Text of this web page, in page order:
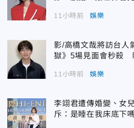
11小時前 娛樂
影/高橋文哉將訪台人
獄》5場見面會秒殺
11小時前 娛樂
李翊君遭傳婚變、女
斥：是睡在我床底下